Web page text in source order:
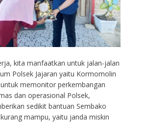
kita manfaatkan untuk jalan-jalan
Polsek Jajaran yaitu Kormomolin
memonitor perkembangan
dan operasional Polsek,
sedikit bantuan Sembako
mampu, yaitu janda miskin